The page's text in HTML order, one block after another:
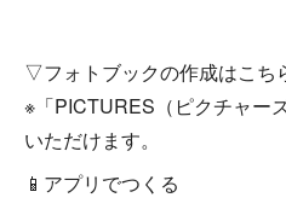
▽フォトブックの作成はこち
※「PICTURES（ピクチャー
いただけます。
📱アプリでつくる